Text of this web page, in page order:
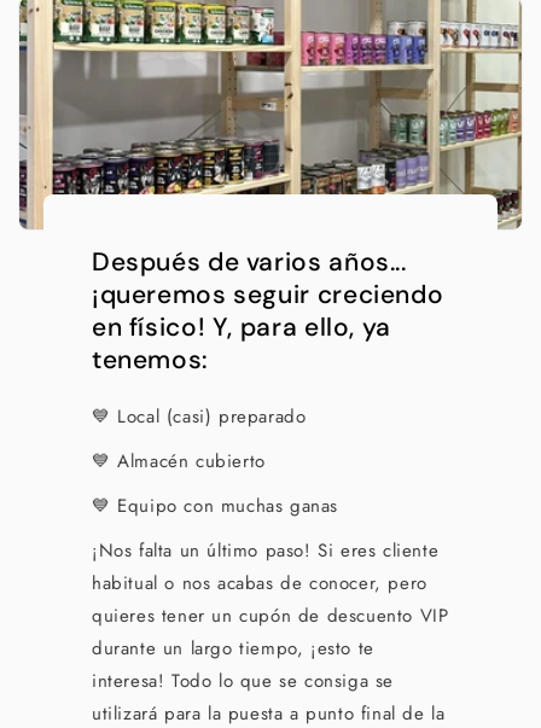
Después de varios años...
¡queremos seguir creciendo
en físico! Y, para ello, ya
tenemos:
💙 Local (casi) preparado
💙 Almacén cubierto
💙 Equipo con muchas ganas
¡Nos falta un último paso! Si eres cliente
habitual o nos acabas de conocer, pero
quieres tener un cupón de descuento VIP
durante un largo tiempo, ¡esto te
interesa! Todo lo que se consiga se
utilizará para la puesta a punto final de la